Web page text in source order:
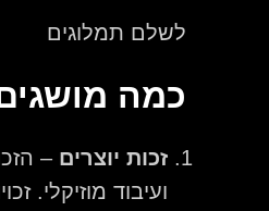
לשלם תמלוגים
כמה
זכות יוצרים –
ועיבוד מוזיקלי.